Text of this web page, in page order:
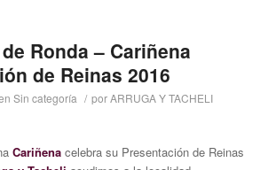
Ronda – Cariñena
de Reinas 2016
Sin categoría / porARRUGA Y TACHELI
Cariñenacelebra su Presentación de Reinas